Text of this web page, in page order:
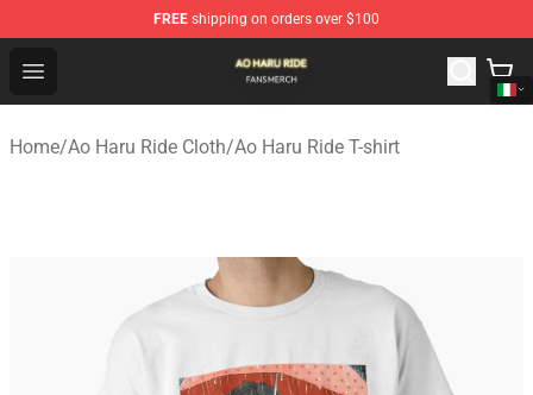
FREE shipping on orders over $100
Open menu
Ao Haru Ride Shop - Official Ao Haru Ride Merchandise
Home/Ao Haru Ride Cloth/Ao Haru Ride T-shirt